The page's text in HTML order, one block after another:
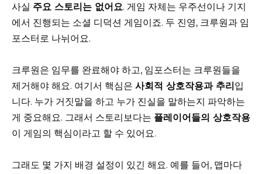
사실 주요 스토리는 없어요. 게임 자체는 우주선이나 기지
에서 진행되는 소셜 디덕션 게임이죠. 두 진영, 크루원과 임
포스터로 나뉘어요.
크루원은 임무를 완료해야 하고, 임포스터는 크루원들을
제거해야 해요. 여기서 핵심은 사회적 상호작용과 추리입
니다. 누가 거짓말을 하고 누가 진실을 말하는지 파악하는
게 중요해요. 그래서 스토리보다는 플레이어들의 상호작용
이 게임의 핵심이라고 할 수 있어요.
그래도 몇 가지 배경 설정이 있긴 해요. 예를 들어, 맵마다